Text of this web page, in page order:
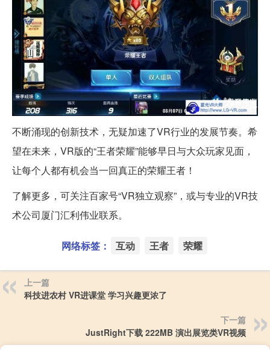
不断涌现的创新技术，无疑加速了VR行业的发展节奏。希
望在未来，VR版的“王者荣耀”能够早日与大众玩家见面，
让每个人都有机会当一回真正的荣耀王者！
了解更多，可关注百家号“VR独立观察”，或与专业的VR技
术公司厦门汇利伟业联系。
网络标签： 互动 王者 荣耀
上一篇
科技进农村 VR进课堂 学习兴趣更浓了
下一篇
JustRight下载 222MB 演出展览类VR视频